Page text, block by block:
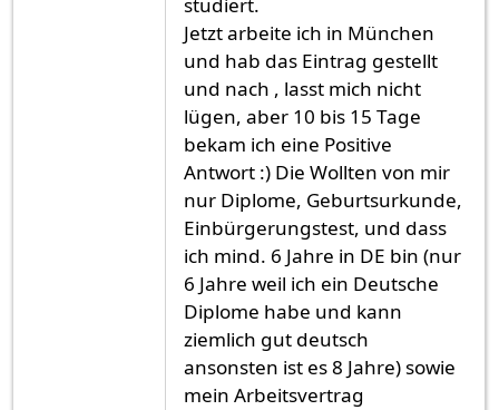
Jetzt arbeite ich in München
und hab das Eintrag gestellt
und nach , lasst mich nicht
lügen, aber 10 bis 15 Tage
bekam ich eine Positive
Antwort :) Die Wollten von mir
nur Diplome, Geburtsurkunde,
Einbürgerungstest, und dass
ich mind. 6 Jahre in DE bin (nur
6 Jahre weil ich ein Deutsche
Diplome habe und kann
ziemlich gut deutsch
ansonsten ist es 8 Jahre) sowie
mein Arbeitsvertrag